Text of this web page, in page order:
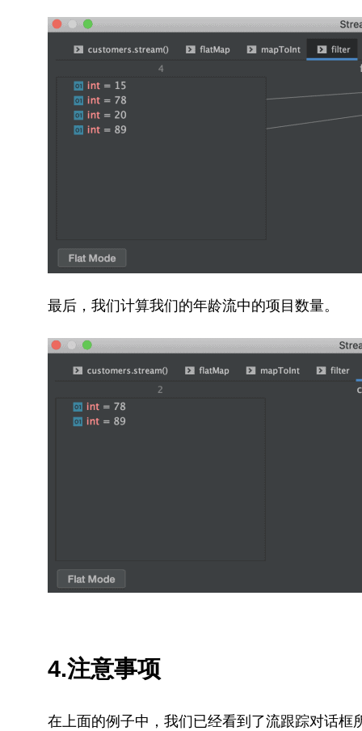
最后，我们计算我们的年龄流中的项目数量。
4.注意事项
在上面的例子中，我们已经看到了流跟踪对话